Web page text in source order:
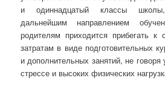
и одиннадцатый классы
дальнейшим направлением
родителям приходится прибегать
затратам в виде подготовительных
и дополнительных занятий, не
стрессе и высоких физических